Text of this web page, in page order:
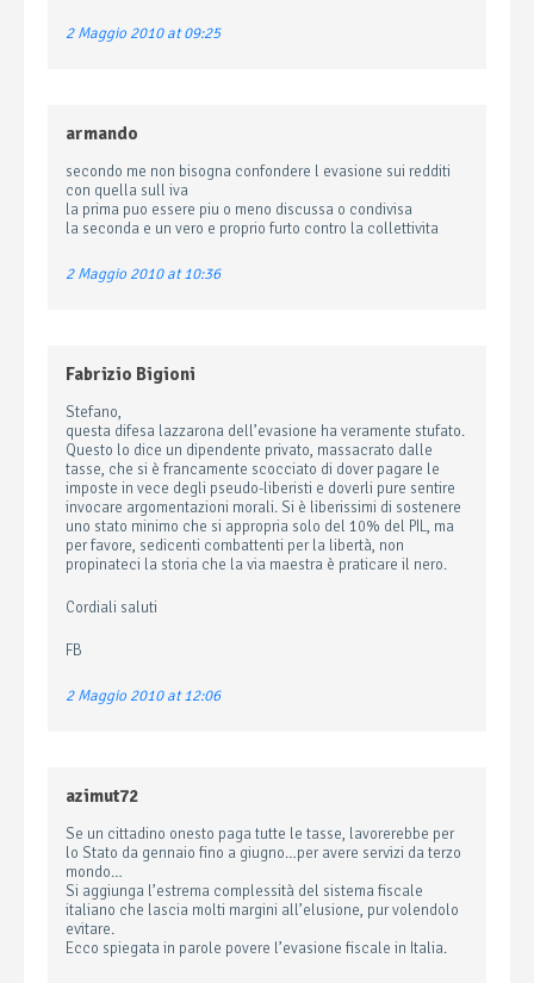
2 Maggio 2010 at 09:25
armando
secondo me non bisogna confondere l evasione sui redditi
con quella sull iva
la prima puo essere piu o meno discussa o condivisa
la seconda e un vero e proprio furto contro la collettivita
2 Maggio 2010 at 10:36
Fabrizio Bigioni
Stefano,
questa difesa lazzarona dell’evasione ha veramente stufato.
Questo lo dice un dipendente privato, massacrato dalle
tasse, che si è francamente scocciato di dover pagare le
imposte in vece degli pseudo-liberisti e doverli pure sentire
invocare argomentazioni morali. Si è liberissimi di sostenere
uno stato minimo che si appropria solo del 10% del PIL, ma
per favore, sedicenti combattenti per la libertà, non
propinateci la storia che la via maestra è praticare il nero.
Cordiali saluti
FB
2 Maggio 2010 at 12:06
azimut72
Se un cittadino onesto paga tutte le tasse, lavorerebbe per
lo Stato da gennaio fino a giugno…per avere servizi da terzo
mondo…
Si aggiunga l’estrema complessità del sistema fiscale
italiano che lascia molti margini all’elusione, pur volendolo
evitare.
Ecco spiegata in parole povere l’evasione fiscale in Italia.